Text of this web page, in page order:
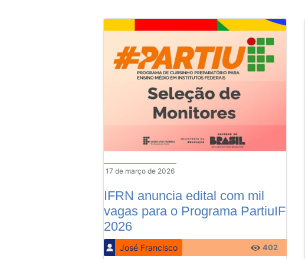
17 de março de 2026
IFRN anuncia edital com mil
vagas para o Programa PartiuIF
2026
José Francisco 402